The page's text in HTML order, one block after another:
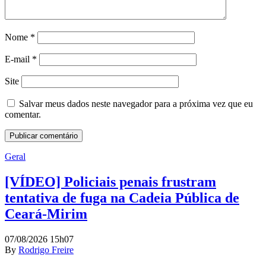
Nome *
E-mail *
Site
Salvar meus dados neste navegador para a próxima vez que eu
comentar.
Geral
[VÍDEO] Policiais penais frustram
tentativa de fuga na Cadeia Pública de
Ceará-Mirim
07/08/2026 15h07
By Rodrigo Freire